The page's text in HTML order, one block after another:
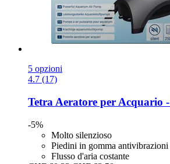
5 opzioni
4.7 (17)
Tetra Aeratore per Acquario
-5%
Molto silenzioso
Piedini in gomma antivibrazioni
Flusso d'aria costante